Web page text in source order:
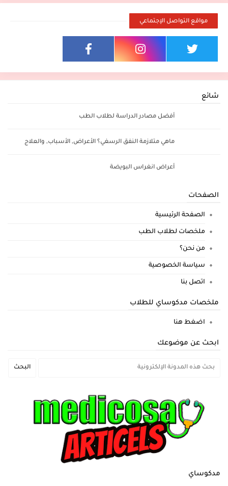
مواقع التواصل الإجتماعي
شائع
أفضل مصادر الدراسة لطلاب الطب
ماهي متلازمة النفق الرسغي؟ الأعراض, الأسباب, والعلاج
أعراض انغراس البويضة
الصفحات
الصفحة الرئيسية
ملخصات لطلاب الطب
من نحن؟
سياسة الخصوصية
اتصل بنا
ملخصات مدكوساي للطلاب
اضغط هنا
ابحث عن موضوعك
مدكوساي